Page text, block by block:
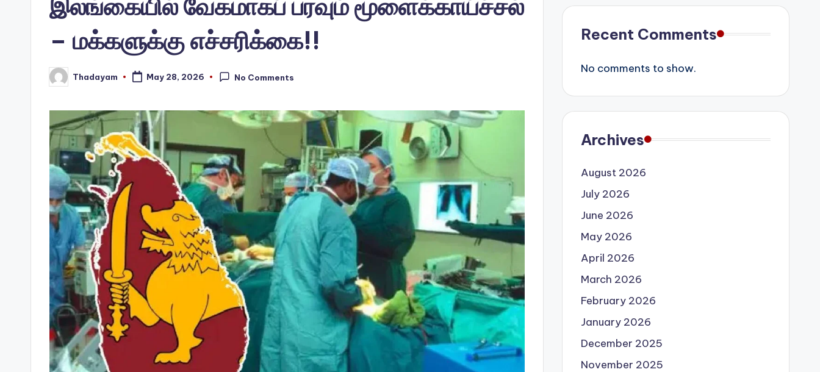
இலங்கையில் வேகமாகப் பரவும் மூளைக்காய்ச்சல்
– மக்களுக்கு எச்சரிக்கை!!
Posted
by
Thadayam May 28, 2026 No Comments
Recent Comments
No comments to show.
Archives
August 2026
July 2026
June 2026
May 2026
April 2026
March 2026
February 2026
January 2026
December 2025
November 2025